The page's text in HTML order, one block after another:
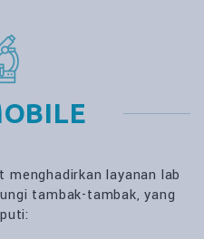
menghadirkan layanan lab
tambak-tambak, yang